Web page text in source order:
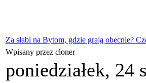
Za słabi na Bytom, gdzie grają obecnie?
Wpisany przez cloner
poniedziałek, 24